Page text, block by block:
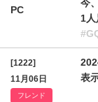
PC
今
1
[1222]
11月06日
フレンド
表